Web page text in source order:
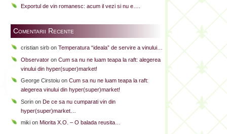
Exportul de vin romanesc: acum il vezi si nu e….
Comentarii Recente
cristian sirb on Temperatura “ideala” de servire a vinului…
Observator on Cum sa nu ne luam teapa la raft: alegerea
vinului din hyper(super)market!
George Cirstoiu on Cum sa nu ne luam teapa la raft:
alegerea vinului din hyper(super)market!
Sorin on De ce sa nu cumparati vin din
hyper(super)market…
miki on Miorita X.O. – O balada reusita…